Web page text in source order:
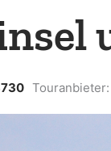
Touranbieter: